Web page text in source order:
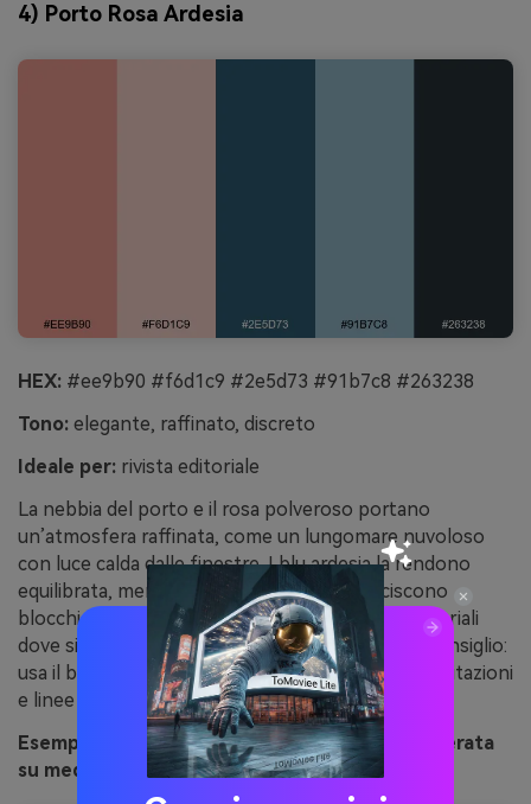
4) Porto Rosa Ardesia
HEX: #ee9b90 #f6d1c9 #2e5d73 #91b7c8 #263238
Tono: elegante, raffinato, discreto
Ideale per: rivista editoriale
La nebbia del porto e il rosa polveroso portano
un’atmosfera raffinata, come un lungomare nuvoloso
con luce calda dalle finestre. I blu ardesia la rendono
equilibrata, mentre le tonalità blush addolciscono
blocchi fotografici ampi. Perfetta per layout editoriali
dove si cerca eleganza senza troppa teatralità. Consiglio:
usa il blush come tinta margine e il blu scuro per citazioni
e linee di separazione.
Esempio di immagine di porto rosa ardesia generata
su media.io